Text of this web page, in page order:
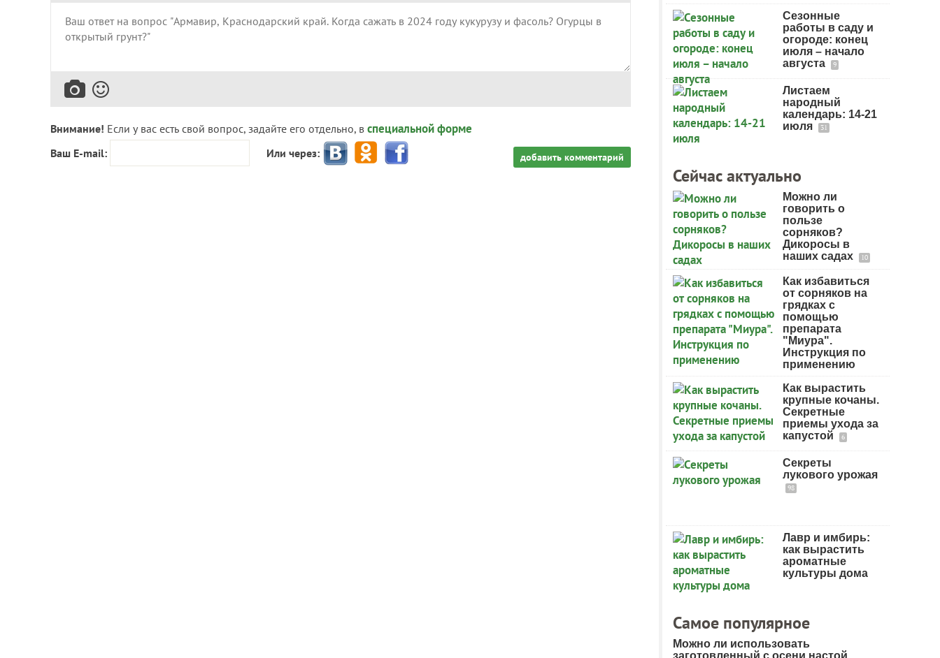
Внимание! Если у вас есть свой вопрос, задайте его отдельно, в специальной форме
Ваш E-mail: Или через: добавить комментарий
Сезонные
работы в саду и
огороде: конец
июля – начало
августа
9
Листаем
народный
календарь: 14-21
июля
31
Сейчас актуально
Можно ли
говорить о
пользе
сорняков?
Дикоросы в
наших садах
10
Как избавиться
от сорняков на
грядках с
помощью
препарата
"Миура".
Инструкция по
применению
Как вырастить
крупные кочаны.
Секретные
приемы ухода за
капустой
6
Секреты
лукового урожая
98
Лавр и имбирь:
как вырастить
ароматные
культуры дома
Самое популярное
Можно ли использовать
заготовленный с осени настой